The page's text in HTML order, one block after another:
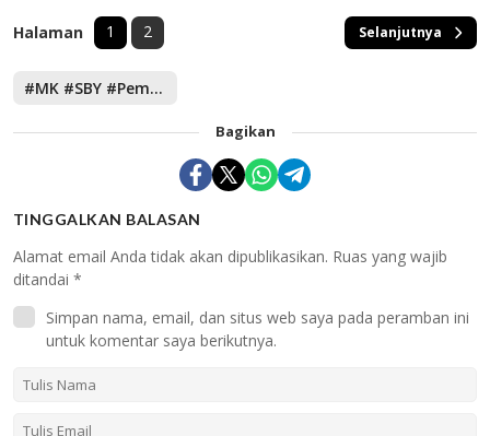
Halaman 1 2 Selanjutnya
#MK #SBY #Pemilu #Politik #2024
Bagikan
TINGGALKAN BALASAN
Alamat email Anda tidak akan dipublikasikan. Ruas yang wajib
ditandai *
Simpan nama, email, dan situs web saya pada peramban ini
untuk komentar saya berikutnya.